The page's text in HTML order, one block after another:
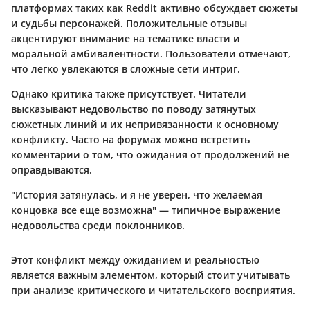
платформах таких как Reddit активно обсуждает сюжеты
и судьбы персонажей. Положительные отзывы
акцентируют внимание на тематике власти и
моральной амбивалентности. Пользователи отмечают,
что легко увлекаются в сложные сети интриг.
Однако критика также присутствует. Читатели
высказывают недовольство по поводу затянутых
сюжетных линий и их непривязанности к основному
конфликту. Часто на форумах можно встретить
комментарии о том, что ожидания от продолжений не
оправдываются.
"История затянулась, и я не уверен, что желаемая
концовка все еще возможна" — типичное выражение
недовольства среди поклонников.
Этот конфликт между ожиданием и реальностью
является важным элементом, который стоит учитывать
при анализе критического и читательского восприятия.